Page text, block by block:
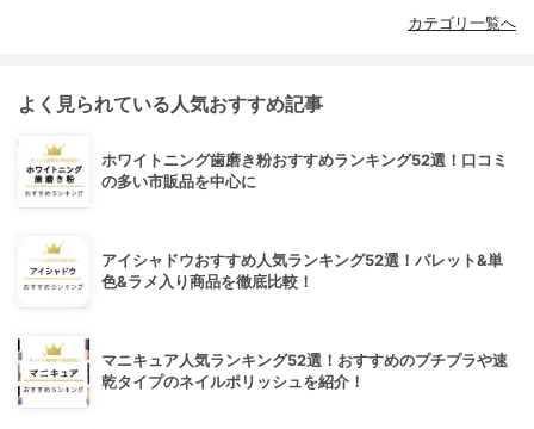
カテゴリ一覧へ
よく見られている人気おすすめ記事
ホワイトニング歯磨き粉おすすめランキング52選！口コミ
の多い市販品を中心に
アイシャドウおすすめ人気ランキング52選！パレット&単
色&ラメ入り商品を徹底比較！
マニキュア人気ランキング52選！おすすめのプチプラや速
乾タイプのネイルポリッシュを紹介！